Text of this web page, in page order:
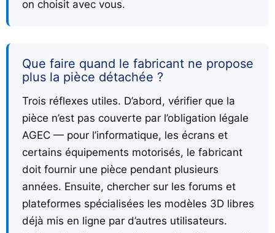
on choisit avec vous.
Que faire quand le fabricant ne propose
plus la pièce détachée ?
Trois réflexes utiles. D’abord, vérifier que la
pièce n’est pas couverte par l’obligation légale
AGEC — pour l’informatique, les écrans et
certains équipements motorisés, le fabricant
doit fournir une pièce pendant plusieurs
années. Ensuite, chercher sur les forums et
plateformes spécialisées les modèles 3D libres
déjà mis en ligne par d’autres utilisateurs.